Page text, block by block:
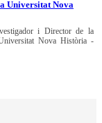
Universitat Nova
i Director de la
Nova Història -